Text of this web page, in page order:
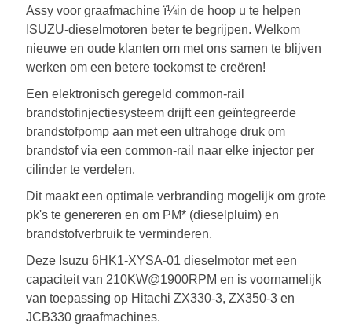
Assy voor graafmachine ï¼in de hoop u te helpen
ISUZU-dieselmotoren beter te begrijpen. Welkom
nieuwe en oude klanten om met ons samen te blijven
werken om een ​​betere toekomst te creëren!
Een elektronisch geregeld common-rail
brandstofinjectiesysteem drijft een geïntegreerde
brandstofpomp aan met een ultrahoge druk om
brandstof via een common-rail naar elke injector per
cilinder te verdelen.
Dit maakt een optimale verbranding mogelijk om grote
pk's te genereren en om PM* (dieselpluim) en
brandstofverbruik te verminderen.
Deze Isuzu 6HK1-XYSA-01 dieselmotor met een
capaciteit van 210KW@1900RPM en is voornamelijk
van toepassing op Hitachi ZX330-3, ZX350-3 en
JCB330 graafmachines.